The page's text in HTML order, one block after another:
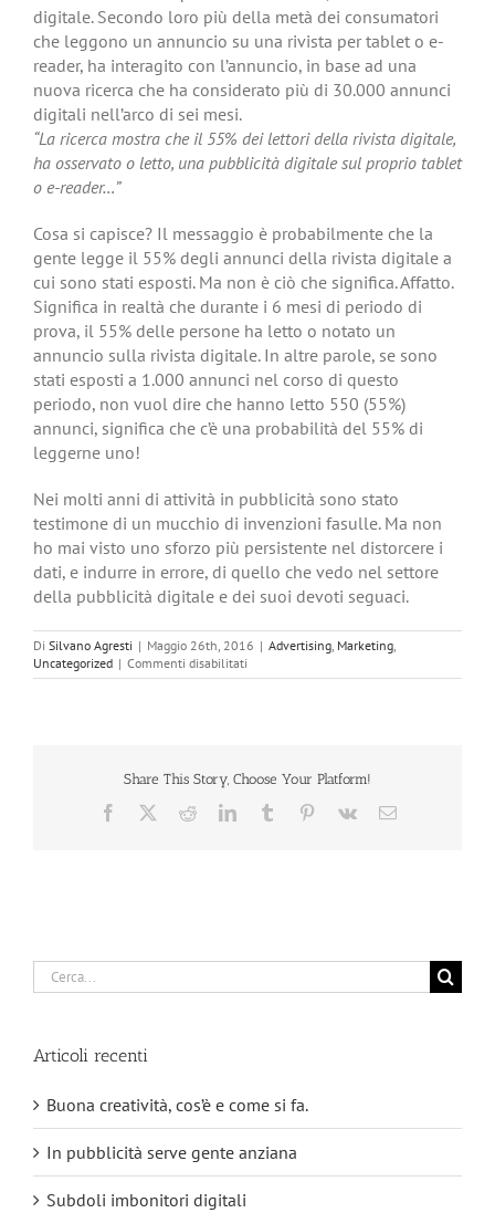
digitale. Secondo loro più della metà dei consumatori
che leggono un annuncio su una rivista per tablet o e-
reader, ha interagito con l’annuncio, in base ad una
nuova ricerca che ha considerato più di 30.000 annunci
digitali nell’arco di sei mesi.
“La ricerca mostra che il 55% dei lettori della rivista digitale,
ha osservato o letto, una pubblicità digitale sul proprio tablet
o e-reader…”
Cosa si capisce? Il messaggio è probabilmente che la
gente legge il 55% degli annunci della rivista digitale a
cui sono stati esposti. Ma non è ciò che significa. Affatto.
Significa in realtà che durante i 6 mesi di periodo di
prova, il 55% delle persone ha letto o notato un
annuncio sulla rivista digitale. In altre parole, se sono
stati esposti a 1.000 annunci nel corso di questo
periodo, non vuol dire che hanno letto 550 (55%)
annunci, significa che c’è una probabilità del 55% di
leggerne uno!
Nei molti anni di attività in pubblicità sono stato
testimone di un mucchio di invenzioni fasulle. Ma non
ho mai visto uno sforzo più persistente nel distorcere i
dati, e indurre in errore, di quello che vedo nel settore
della pubblicità digitale e dei suoi devoti seguaci.
Di Silvano Agresti | Maggio 26th, 2016 | Advertising Marketing
Uncategorized | Commenti disabilitati
Subdoli
Share This Story, Choose Your Platform!
Facebook RedditLinkedInTumblr Pinterest
Vk Email
Cerca
per:
Articoli recenti
Buona creatività, cos’è e come si fa.
In pubblicità serve gente anziana
Subdoli imbonitori digitali